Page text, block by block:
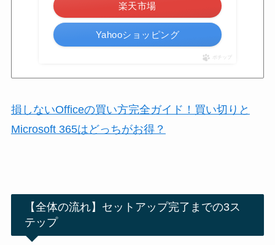
楽天市場
Yahooショッピング
ポチップ
損しないOfficeの買い方完全ガイド！買い切りと
Microsoft 365はどっちがお得？
【全体の流れ】セットアップ完了までの3ス
テップ